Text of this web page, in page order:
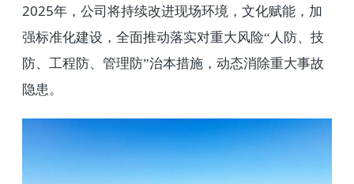
2025年，公司将持续改进现场环境，文化赋能，加
强标准化建设，全面推动落实对重大风险“人防、技
防、工程防、管理防”治本措施，动态消除重大事故
隐患。